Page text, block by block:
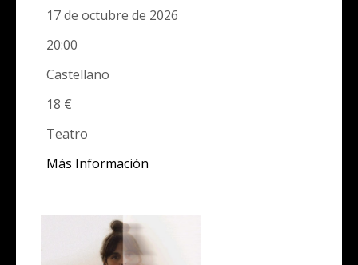
17 de octubre de 2026
20:00
Castellano
18 €
Teatro
Más Información